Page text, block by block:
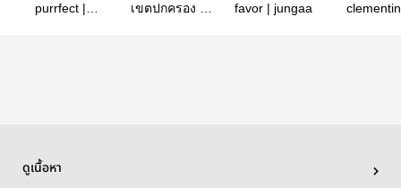
purrfect |
เขตปกครอง |
favor | jungaa
ดูเนื้อหา